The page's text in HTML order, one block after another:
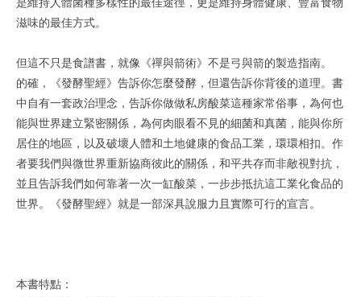
滋味的最佳方式。
但這不只是食譜書，就像《禪與箭術》不是弓與箭的製造指南。
的確，《發酵聖經》告訴你怎麼發酵，但還告訴你背後的道理。書
中自有一套政治理念，告訴你做做私房酸菜這種家常俗事，為何也
能與世界建立緊密關係，為何肉眼看不見的細菌和真菌，能與你所
居住的地區，以及破壞人體和土地健康的食品工業，環環相扣。作
者要我們與微世界重新協商彼此的關係，和平共存而非敵視對抗，
並且告訴我們如何靠著一次一缸酸菜，一步步抵抗這工業化食品的
世界。《發酵聖經》就是一部深具說服力且實際可行的宣言。
本書特點：